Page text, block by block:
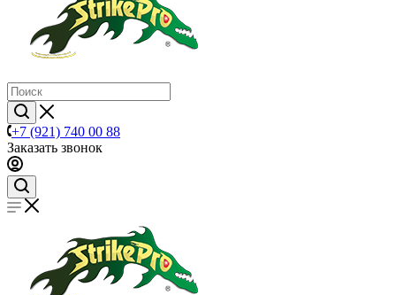
+7 (921) 740 00 88
Заказать звонок